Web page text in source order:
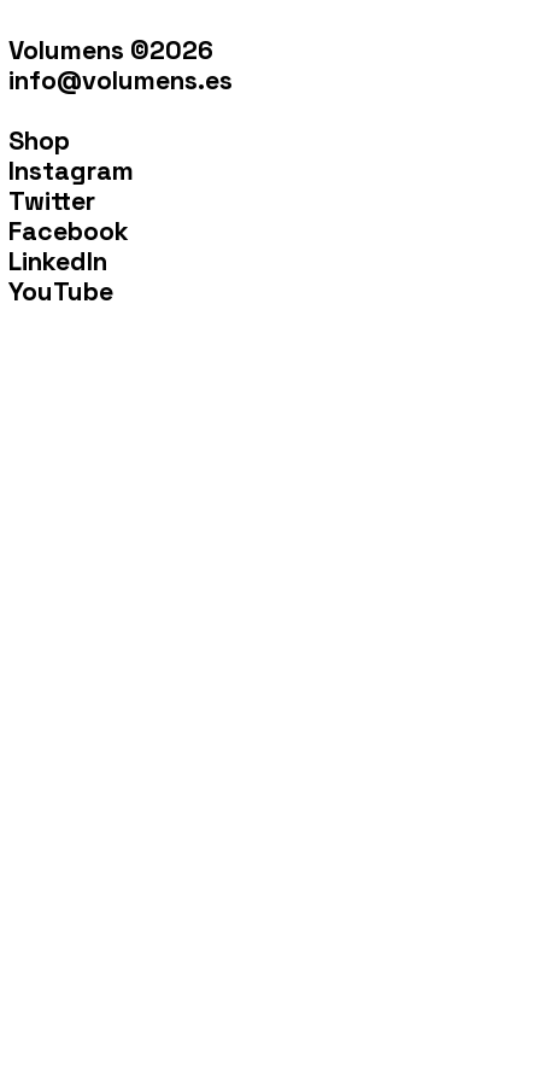
Volumens ©2026
info@volumens.es
Shop
Instagram
Twitter
Facebook
LinkedIn
YouTube